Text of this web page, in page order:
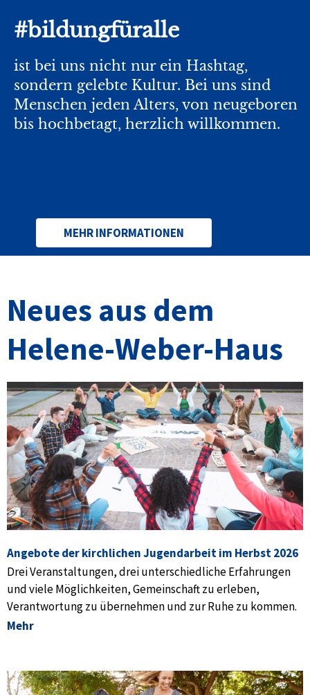
#bildungfüralle
ist bei uns nicht nur ein Hashtag,
sondern gelebte Kultur. Bei uns sind
Menschen jeden Alters, von neugeboren
bis hochbetagt, herzlich willkommen.
MEHR INFORMATIONEN
Neues aus dem
Helene-Weber-Haus
Angebote der kirchlichen Jugendarbeit im Herbst 2026
Drei Veranstaltungen, drei unterschiedliche Erfahrungen
und viele Möglichkeiten, Gemeinschaft zu erleben,
Verantwortung zu übernehmen und zur Ruhe zu kommen.
Mehr